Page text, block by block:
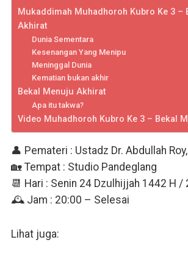
Mukaddimah Muhadhoroh Kubro Ke 3 –
Akhirat
Dunia Sementara
Kesenangan Yang Menipu
Meninggal Dunia
Kematian bukan akhir
Bekal Menuju Akhirat
Apa itu takwa?
Video Muhadhoroh Kubro Ke 3 – Bekal
👤 Pemateri : Ustadz Dr. Abdullah
🏡 Tempat : Studio Pandeglang
📆 Hari : Senin 24 Dzulhijjah 1442 H
🕰 Jam : 20:00 ​​​​​ – Selesai
Lihat juga: